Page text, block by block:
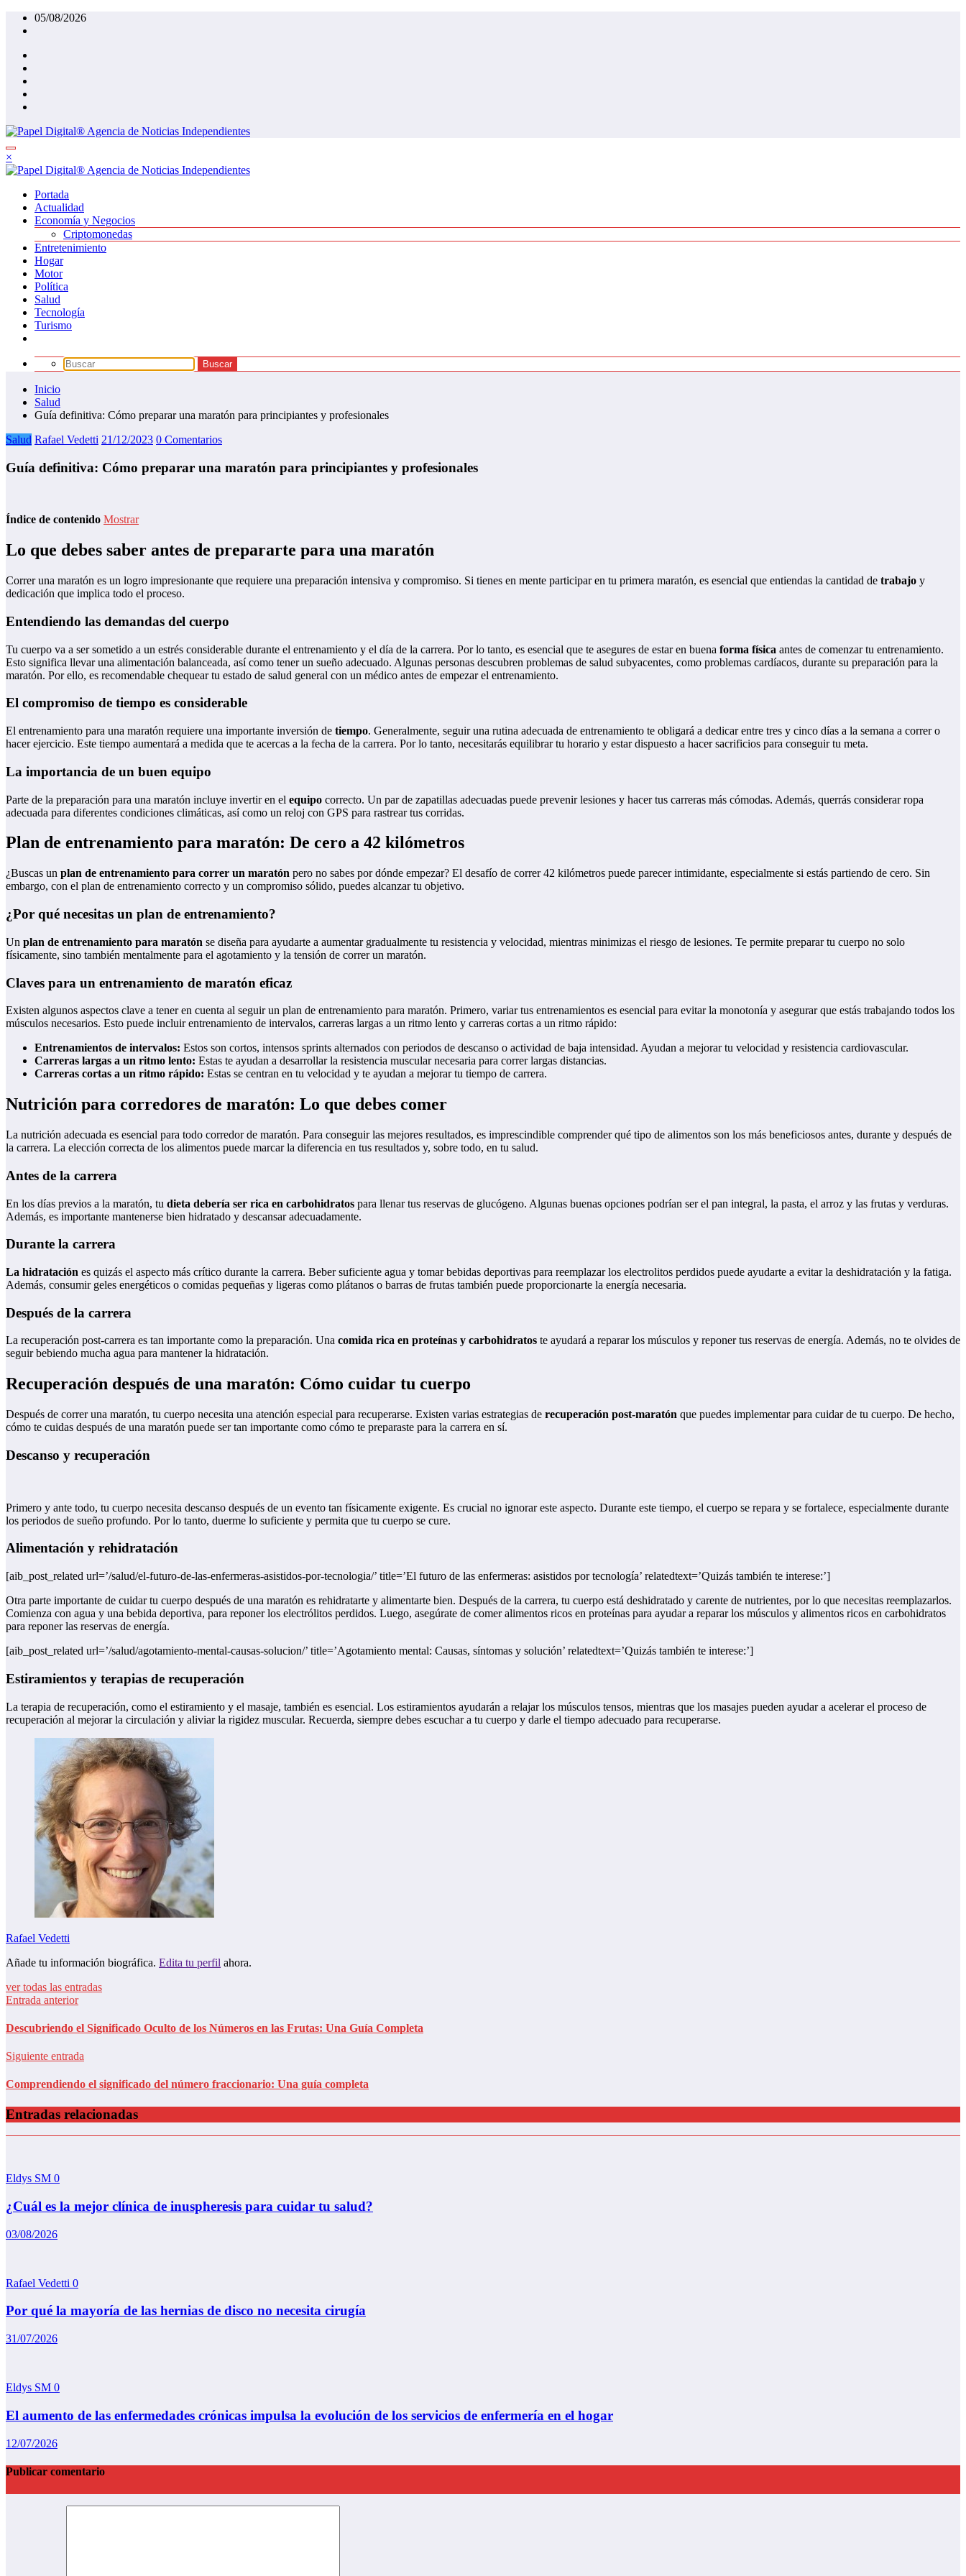
Saltar
05/08/2026
×
Portada
Actualidad
Economía y Negocios
Criptomonedas
Entretenimiento
Hogar
Motor
Política
Salud
Tecnología
Turismo
Inicio
Salud
Guía definitiva: Cómo preparar una maratón para principiantes y profesionales
Salud Rafael Vedetti 21/12/2023 0 Comentarios
Guía definitiva: Cómo preparar una maratón para principiantes y profesionales
Índice de contenido Mostrar
Lo que debes saber antes de prepararte para una maratón
Correr una maratón es un logro impresionante que requiere una preparación intensiva y compromiso. Si tienes en mente participar en tu primera maratón, es esencial que entiendas la cantidad de trabajo y
dedicación que implica todo el proceso.
Entendiendo las demandas del cuerpo
Tu cuerpo va a ser sometido a un estrés considerable durante el entrenamiento y el día de la carrera. Por lo tanto, es esencial que te asegures de estar en buena forma física antes de comenzar tu entrenamiento.
Esto significa llevar una alimentación balanceada, así como tener un sueño adecuado. Algunas personas descubren problemas de salud subyacentes, como problemas cardíacos, durante su preparación para la
maratón. Por ello, es recomendable chequear tu estado de salud general con un médico antes de empezar el entrenamiento.
El compromiso de tiempo es considerable
El entrenamiento para una maratón requiere una importante inversión de tiempo. Generalmente, seguir una rutina adecuada de entrenamiento te obligará a dedicar entre tres y cinco días a la semana a correr o
hacer ejercicio. Este tiempo aumentará a medida que te acercas a la fecha de la carrera. Por lo tanto, necesitarás equilibrar tu horario y estar dispuesto a hacer sacrificios para conseguir tu meta.
La importancia de un buen equipo
Parte de la preparación para una maratón incluye invertir en el equipo correcto. Un par de zapatillas adecuadas puede prevenir lesiones y hacer tus carreras más cómodas. Además, querrás considerar ropa
adecuada para diferentes condiciones climáticas, así como un reloj con GPS para rastrear tus corridas.
Plan de entrenamiento para maratón: De cero a 42 kilómetros
¿Buscas un plan de entrenamiento para correr un maratón pero no sabes por dónde empezar? El desafío de correr 42 kilómetros puede parecer intimidante, especialmente si estás partiendo de cero. Sin
embargo, con el plan de entrenamiento correcto y un compromiso sólido, puedes alcanzar tu objetivo.
¿Por qué necesitas un plan de entrenamiento?
Un plan de entrenamiento para maratón se diseña para ayudarte a aumentar gradualmente tu resistencia y velocidad, mientras minimizas el riesgo de lesiones. Te permite preparar tu cuerpo no solo
físicamente, sino también mentalmente para el agotamiento y la tensión de correr un maratón.
Claves para un entrenamiento de maratón eficaz
Existen algunos aspectos clave a tener en cuenta al seguir un plan de entrenamiento para maratón. Primero, variar tus entrenamientos es esencial para evitar la monotonía y asegurar que estás trabajando todos los
músculos necesarios. Esto puede incluir entrenamiento de intervalos, carreras largas a un ritmo lento y carreras cortas a un ritmo rápido:
Entrenamientos de intervalos: Estos son cortos, intensos sprints alternados con periodos de descanso o actividad de baja intensidad. Ayudan a mejorar tu velocidad y resistencia cardiovascular.
Carreras largas a un ritmo lento: Estas te ayudan a desarrollar la resistencia muscular necesaria para correr largas distancias.
Carreras cortas a un ritmo rápido: Estas se centran en tu velocidad y te ayudan a mejorar tu tiempo de carrera.
Nutrición para corredores de maratón: Lo que debes comer
La nutrición adecuada es esencial para todo corredor de maratón. Para conseguir las mejores resultados, es imprescindible comprender qué tipo de alimentos son los más beneficiosos antes, durante y después de
la carrera. La elección correcta de los alimentos puede marcar la diferencia en tus resultados y, sobre todo, en tu salud.
Antes de la carrera
En los días previos a la maratón, tu dieta debería ser rica en carbohidratos para llenar tus reservas de glucógeno. Algunas buenas opciones podrían ser el pan integral, la pasta, el arroz y las frutas y verduras.
Además, es importante mantenerse bien hidratado y descansar adecuadamente.
Durante la carrera
La hidratación es quizás el aspecto más crítico durante la carrera. Beber suficiente agua y tomar bebidas deportivas para reemplazar los electrolitos perdidos puede ayudarte a evitar la deshidratación y la fatiga.
Además, consumir geles energéticos o comidas pequeñas y ligeras como plátanos o barras de frutas también puede proporcionarte la energía necesaria.
Después de la carrera
La recuperación post-carrera es tan importante como la preparación. Una comida rica en proteínas y carbohidratos te ayudará a reparar los músculos y reponer tus reservas de energía. Además, no te olvides de
seguir bebiendo mucha agua para mantener la hidratación.
Recuperación después de una maratón: Cómo cuidar tu cuerpo
Después de correr una maratón, tu cuerpo necesita una atención especial para recuperarse. Existen varias estrategias de recuperación post-maratón que puedes implementar para cuidar de tu cuerpo. De hecho,
cómo te cuidas después de una maratón puede ser tan importante como cómo te preparaste para la carrera en sí.
Descanso y recuperación
Primero y ante todo, tu cuerpo necesita descanso después de un evento tan físicamente exigente. Es crucial no ignorar este aspecto. Durante este tiempo, el cuerpo se repara y se fortalece, especialmente durante
los periodos de sueño profundo. Por lo tanto, duerme lo suficiente y permita que tu cuerpo se cure.
Alimentación y rehidratación
[aib_post_related url=’/salud/el-futuro-de-las-enfermeras-asistidos-por-tecnologia/’ title=’El futuro de las enfermeras: asistidos por tecnología’ relatedtext=’Quizás también te interese:’]
Otra parte importante de cuidar tu cuerpo después de una maratón es rehidratarte y alimentarte bien. Después de la carrera, tu cuerpo está deshidratado y carente de nutrientes, por lo que necesitas reemplazarlos.
Comienza con agua y una bebida deportiva, para reponer los electrólitos perdidos. Luego, asegúrate de comer alimentos ricos en proteínas para ayudar a reparar los músculos y alimentos ricos en carbohidratos
para reponer las reservas de energía.
[aib_post_related url=’/salud/agotamiento-mental-causas-solucion/’ title=’Agotamiento mental: Causas, síntomas y solución’ relatedtext=’Quizás también te interese:’]
Estiramientos y terapias de recuperación
La terapia de recuperación, como el estiramiento y el masaje, también es esencial. Los estiramientos ayudarán a relajar los músculos tensos, mientras que los masajes pueden ayudar a acelerar el proceso de
recuperación al mejorar la circulación y aliviar la rigidez muscular. Recuerda, siempre debes escuchar a tu cuerpo y darle el tiempo adecuado para recuperarse.
Rafael Vedetti
Añade tu información biográfica. Edita tu perfil ahora.
ver todas las entradas
Entrada anterior
Descubriendo el Significado Oculto de los Números en las Frutas: Una Guía Completa
Siguiente entrada
Comprendiendo el significado del número fraccionario: Una guía completa
Entradas relacionadas
Eldys SM 0
¿Cuál es la mejor clínica de inuspheresis para cuidar tu salud?
03/08/2026
Rafael Vedetti 0
Por qué la mayoría de las hernias de disco no necesita cirugía
31/07/2026
Eldys SM 0
El aumento de las enfermedades crónicas impulsa la evolución de los servicios de enfermería en el hogar
12/07/2026
Publicar comentario